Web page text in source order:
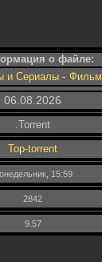
о файле:
и Сериалы- Фильм
06.08.2026
.Torrent
Top-torrent
15:59
2842
9.57